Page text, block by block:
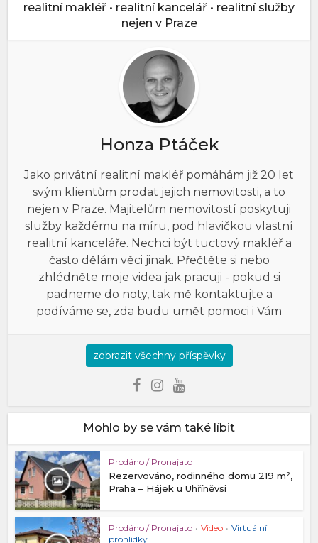
realitní makléř • realitní kancelář • realitní služby
nejen v Praze
Honza Ptáček
Jako privátní realitní makléř pomáhám již 20 let
svým klientům prodat jejich nemovitosti, a to
nejen v Praze. Majitelům nemovitostí poskytuji
služby každému na míru, pod hlavičkou vlastní
realitní kanceláře. Nechci být tuctový makléř a
často dělám věci jinak. Přečtěte si nebo
zhlédněte moje videa jak pracuji - pokud si
padneme do noty, tak mě kontaktujte a
podíváme se, zda budu umět pomoci i Vám
zobrazit všechny příspěvky
Mohlo by se vám také líbit
Prodáno / Pronajato
Rezervováno, rodinného domu 219 m²,
Praha – Hájek u Uhříněvsi
Prodáno / Pronajato • Video • Virtuální
prohlídky